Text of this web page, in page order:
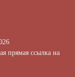
прямая ссылка на